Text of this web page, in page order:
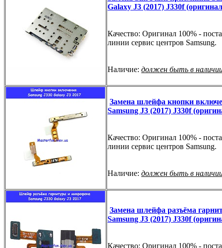
Galaxy J3 (2017) J330f
Качество: Оригинал 100% -
линии сервис центров Samsung.
Наличие: должен быть в
Замена шлейфа кнопки
Samsung J3 (2017) J330f
Качество: Оригинал 100% -
линии сервис центров Samsung.
Наличие: должен быть в
Замена шлейфа разъёма
Samsung J3 (2017) J330f
Качество: Оригинал 100% -